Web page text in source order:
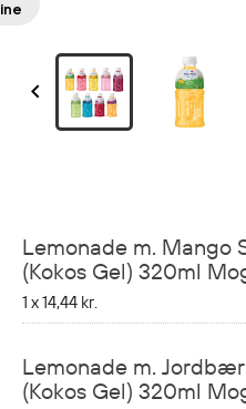

Lemonade m. Mango
(Kokos Gel) 320ml
1 x14,44 kr.
Lemonade m.
(Kokos Gel) 320ml